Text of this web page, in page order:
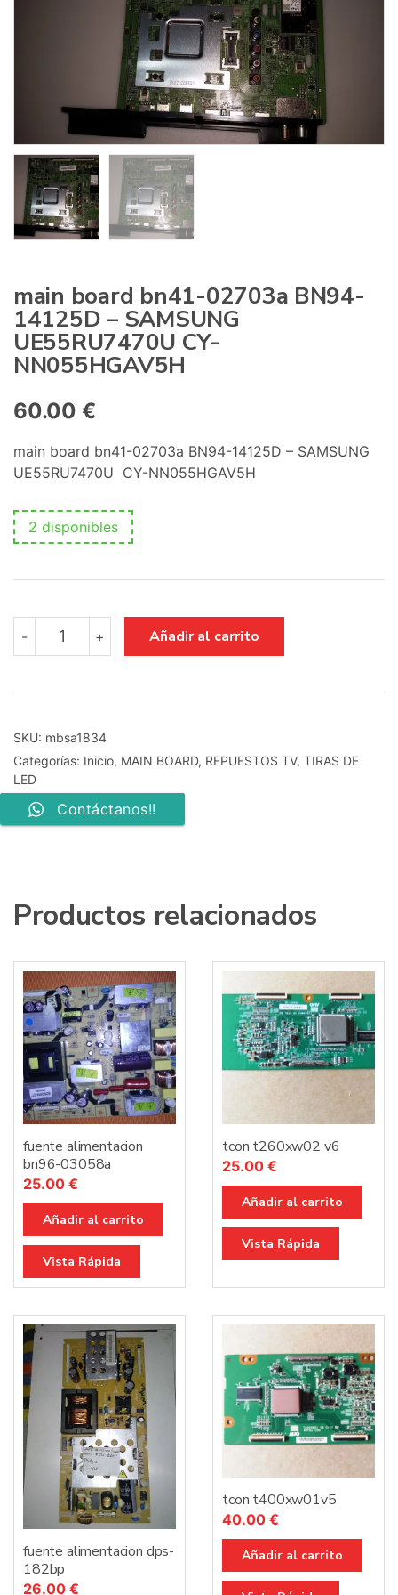
main board bn41-02703a BN94-
14125D – SAMSUNG
UE55RU7470U CY-
NN055HGAV5H
60.00 €
main board bn41-02703a BN94-14125D – SAMSUNG
UE55RU7470U CY-NN055HGAV5H
2 disponibles
-
board
bn41-
BN94-
-
SAMSUNG
UE55RU7470U
CY-
NN055HGAV5H
cantidad
+ Añadir al carrito
SKU: mbsa1834
Categorías: Inicio, MAIN BOARD, REPUESTOS TV, TIRAS DE
LED
Contáctanos!!
Productos relacionados
fuente alimentacion
bn96-03058a
25.00 €
Añadir al carrito
Vista Rápida
tcon t260xw02 v6
25.00 €
Añadir al carrito
Vista Rápida
fuente alimentacion dps-
182bp
26.00 €
tcon t400xw01v5
40.00 €
Añadir al carrito